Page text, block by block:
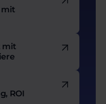
mit
mit
ROI